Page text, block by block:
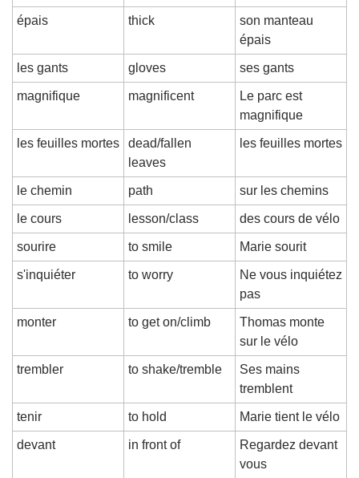
épais thick
son manteau
épais
les gants gloves ses gants
magnifique magnificent
Le parc est
magnifique
les feuilles mortes
dead/fallen
leaves
les feuilles mortes
le chemin path sur les chemins
le cours lesson/class des cours de vélo
sourire to smile Marie sourit
s'inquiéter to worry
Ne vous inquiétez
pas
monter to get on/climb
Thomas monte
sur le vélo
trembler to shake/tremble
Ses mains
tremblent
tenir to hold Marie tient le vélo
devant in front of
Regardez devant
vous